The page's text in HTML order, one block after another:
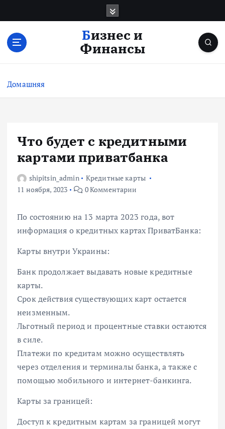
с
Бизнес и
Финансы
Домашняя
Что будет с кредитными
картами приватбанка
shipitsin_admin
Кредитные карты
11 ноября, 2023
0 Комментарии
По состоянию на 13 марта 2023 года, вот
информация о кредитных картах ПриватБанка:
Карты внутри Украины:
Банк продолжает выдавать новые кредитные
карты.
Срок действия существующих карт остается
неизменным.
Льготный период и процентные ставки остаются
в силе.
Платежи по кредитам можно осуществлять
через отделения и терминалы банка, а также с
помощью мобильного и интернет-банкинга.
Карты за границей:
Доступ к кредитным картам за границей могут